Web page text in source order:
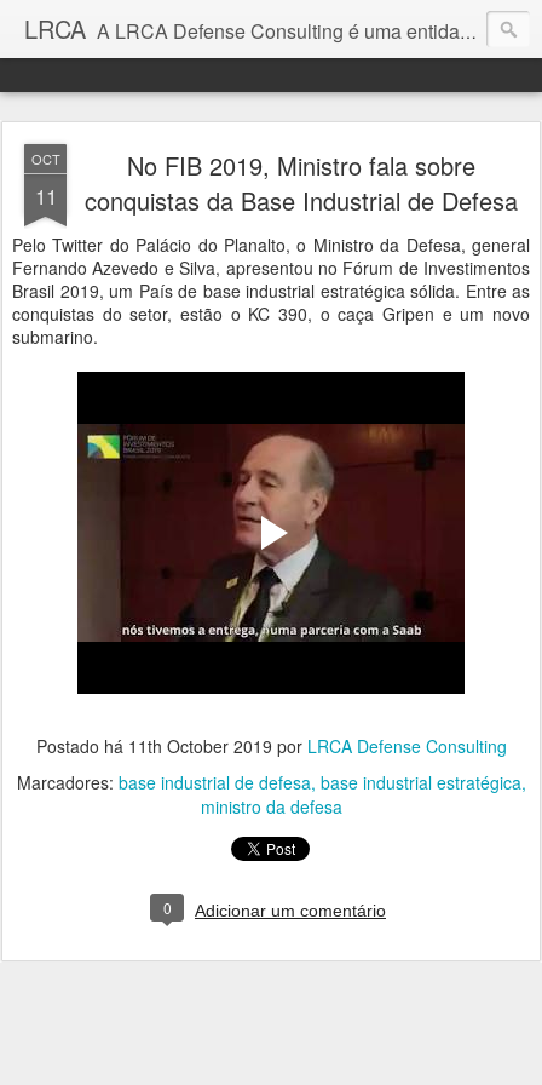
LRCA A LRCA Defense Consulting é uma entidade sem fins lucrativos que se dedica a produzir e divulgar notícias e análises sobre as Empresas de Defesa. Não somos jornalistas e nem este é um blog jornalístico.
OCT
11
No FIB 2019, Ministro fala sobre
conquistas da Base Industrial de Defesa
Pelo Twitter do Palácio do Planalto, o Ministro da Defesa, general
Fernando Azevedo e Silva, apresentou no Fórum de Investimentos
Brasil 2019, um País de base industrial estratégica sólida. Entre as
conquistas do setor, estão o KC 390, o caça Gripen e um novo
submarino.
Postado há 11th October 2019 por LRCA Defense Consulting
Marcadores: base industrial de defesa base industrial estratégica
ministro da defesa
0 Adicionar um comentário